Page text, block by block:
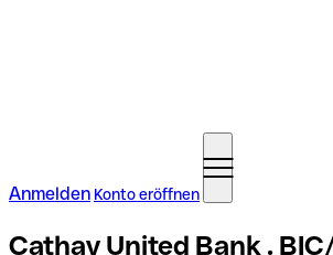
Anmelden Konto eröffnen
Cathay United Bank .